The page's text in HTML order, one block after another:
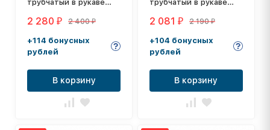
трубчатый в рукаве
Body-Tube DLPR625
2 280₽ 2 400₽
+114 бонусных
рублей
В корзину
трубчатый в рукаве
Body-Tube DLPR620
2 081₽ 2 190₽
+104 бонусных
рублей
В корзину